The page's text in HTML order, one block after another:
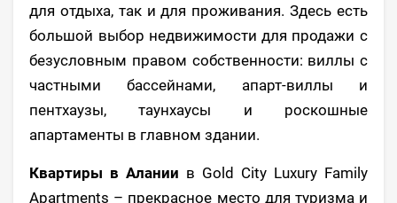
для отдыха, так и для проживания. Здесь есть
большой выбор недвижимости для продажи с
безусловным правом собственности: виллы с
частными бассейнами, апарт-виллы и
пентхаузы, таунхаусы и роскошные
апартаменты в главном здании.
Квартиры в Алании в Gold City Luxury Family
Apartments – прекрасное место для туризма и